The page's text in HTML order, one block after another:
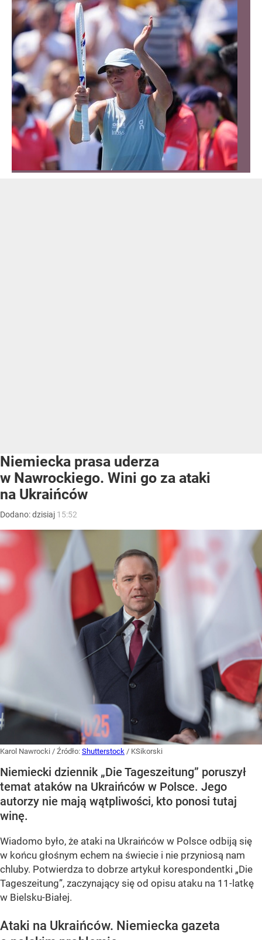
Niemiecka prasa uderza
w Nawrockiego. Wini go za ataki
na Ukraińców
Dodano:dzisiaj 15:52
Karol Nawrocki / Źródło: Shutterstock / KSikorski
Niemiecki dziennik „Die Tageszeitung” poruszył
temat ataków na Ukraińców w Polsce. Jego
autorzy nie mają wątpliwości, kto ponosi tutaj
winę.
Wiadomo było, że ataki na Ukraińców w Polsce odbiją się
w końcu głośnym echem na świecie i nie przyniosą nam
chluby. Potwierdza to dobrze artykuł korespondentki „Die
Tageszeitung”, zaczynający się od opisu ataku na 11-latkę
w Bielsku-Białej.
Ataki na Ukraińców. Niemiecka gazeta